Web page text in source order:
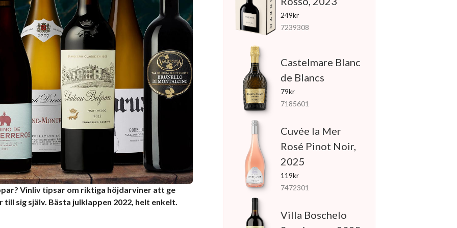
Vinliv tipsar om riktiga höjdarviner att ge
sig själv. Bästa julklappen 2022, helt enkelt.
249kr
7239308
Castelmare Blanc
de Blancs
79kr
7185601
Cuvée la Mer
Rosé Pinot Noir,
2025
119kr
7472301
Villa Boschelo